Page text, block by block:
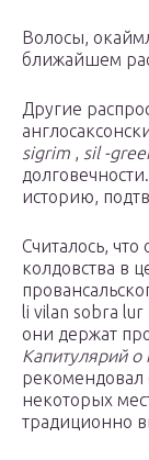
Волосы,
ближайшем
Другие
sigrim , sil-
историю,
Считалось,
колдовства в
li vilan sobra
они держат
Капитулярий о
некоторых
традиционно